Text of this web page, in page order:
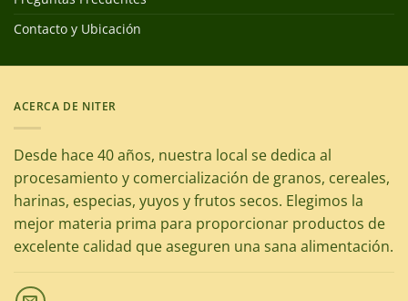
Contacto y Ubicación
ACERCA DE NITER
Desde hace 40 años, nuestra local se dedica al
procesamiento y comercialización de granos, cereales,
harinas, especias, yuyos y frutos secos. Elegimos la
mejor materia prima para proporcionar productos de
excelente calidad que aseguren una sana alimentación.